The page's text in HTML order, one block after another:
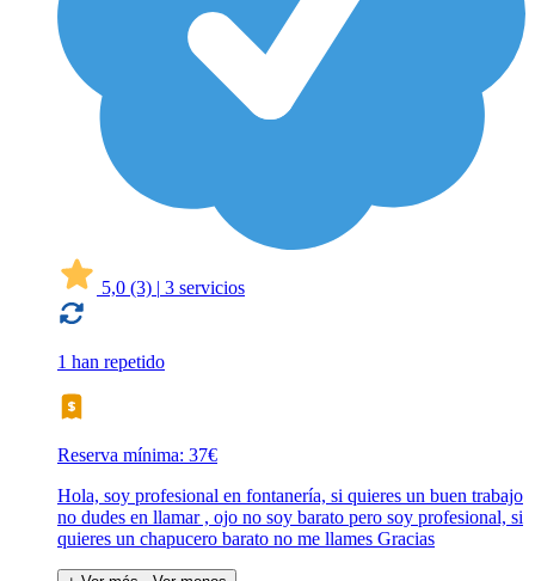
5,0 (3) | 3 servicios
1 han repetido
Reserva mínima: 37€
Hola, soy profesional en fontanería, si quieres un buen trabajo
no dudes en llamar , ojo no soy barato pero soy profesional, si
quieres un chapucero barato no me llames Gracias